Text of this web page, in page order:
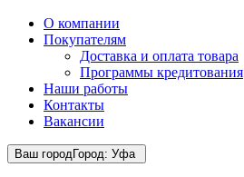
О компании
Покупателям
Доставка и оплата товара
Программы кредитования
Наши работы
Контакты
Вакансии
Ваш городГород: Уфа